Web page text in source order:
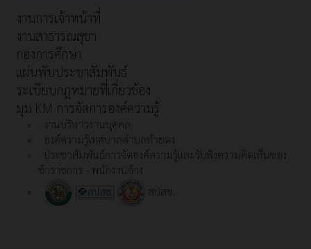
งานการเจ้าหน้าที่
งานสาธารณสุขฯ
กองการศึกษา
แผ่นพับประชาสัมพันธ์
ระเบียบกฎหมายที่เกี่ยวข้อง
มุม KM การจัดการองค์ความรู้
งานบริหารงานบุคคล
องค์ความรู้เทศบาลตำบลท้ายดง
ประชาสัมพันธ์การจัดองค์ความรู้และรับฟังความคิดเห็นของ
ข้าราชการ - พนักงานจ้าง
สปสช.